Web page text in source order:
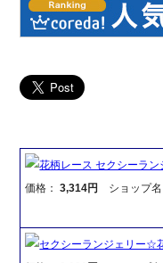
花柄レース セクシーラン
価格：3,314円 ショップ
セクシーランジェリー☆